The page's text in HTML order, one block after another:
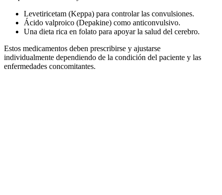
Levetiricetam (Keppa) para controlar las convulsiones.
Ácido valproico (Depakine) como anticonvulsivo.
Una dieta rica en folato para apoyar la salud del cerebro.
Estos medicamentos deben prescribirse y ajustarse
individualmente dependiendo de la condición del paciente y las
enfermedades concomitantes.